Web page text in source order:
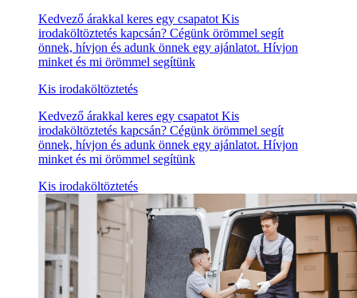
Kedvező árakkal keres egy csapatot Kis
irodaköltöztetés kapcsán? Cégünk örömmel segít
önnek, hívjon és adunk önnek egy ajánlatot. Hívjon
minket és mi örömmel segítünk
Kis irodaköltöztetés
Kedvező árakkal keres egy csapatot Kis
irodaköltöztetés kapcsán? Cégünk örömmel segít
önnek, hívjon és adunk önnek egy ajánlatot. Hívjon
minket és mi örömmel segítünk
Kis irodaköltöztetés